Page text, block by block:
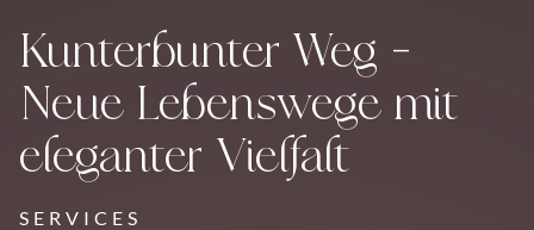
Kunterbunter Weg –
Neue Lebenswege mit
eleganter Vielfalt
SERVICES